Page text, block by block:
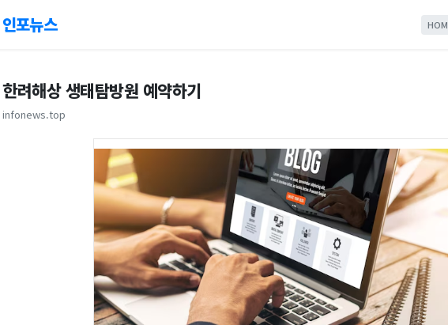
인포뉴스
한려해상 생태탐방원 예약하기
infonews.top